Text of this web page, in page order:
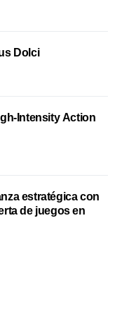
Dolci
Action
estratégica con
de juegos en